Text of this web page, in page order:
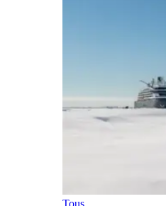
Tous